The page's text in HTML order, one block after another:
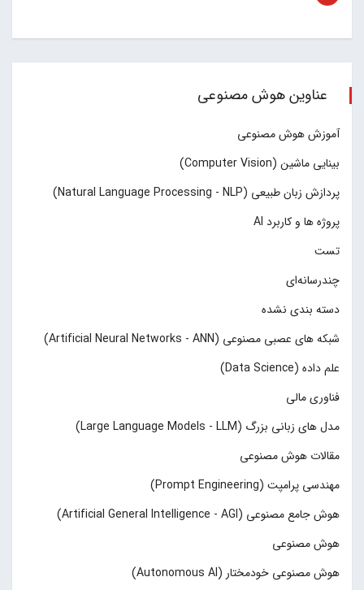
عناوین هوش مصنوعی
آموزش هوش مصنوعی
بینایی ماشین (Computer Vision)
پردازش زبان طبیعی (Natural Language Processing - NLP)
پروژه ها و کاربرد AI
تست
چند‌‌رسانه‌ای
دسته بندی نشده
شبکه های عصبی مصنوعی (Artificial Neural Networks - ANN)
علم داده (Data Science)
فناوری مالی
مدل های زبانی بزرگ (Large Language Models - LLM)
مقالات هوش مصنوعی
مهندسی پرامپت (Prompt Engineering)
هوش جامع مصنوعی (Artificial General Intelligence - AGI)
هوش مصنوعی
هوش مصنوعی خودمختار (Autonomous AI)